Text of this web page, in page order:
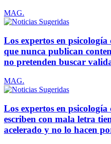
MAG.
Los expertos en
que nunca publican
no pretenden buscar
MAG.
Los expertos en
escriben con mala letra
acelerado y no lo hacen